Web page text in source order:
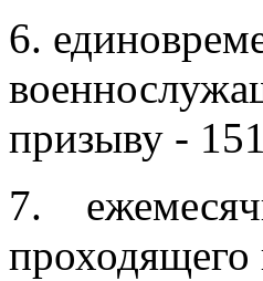
6.
призыву -
7.